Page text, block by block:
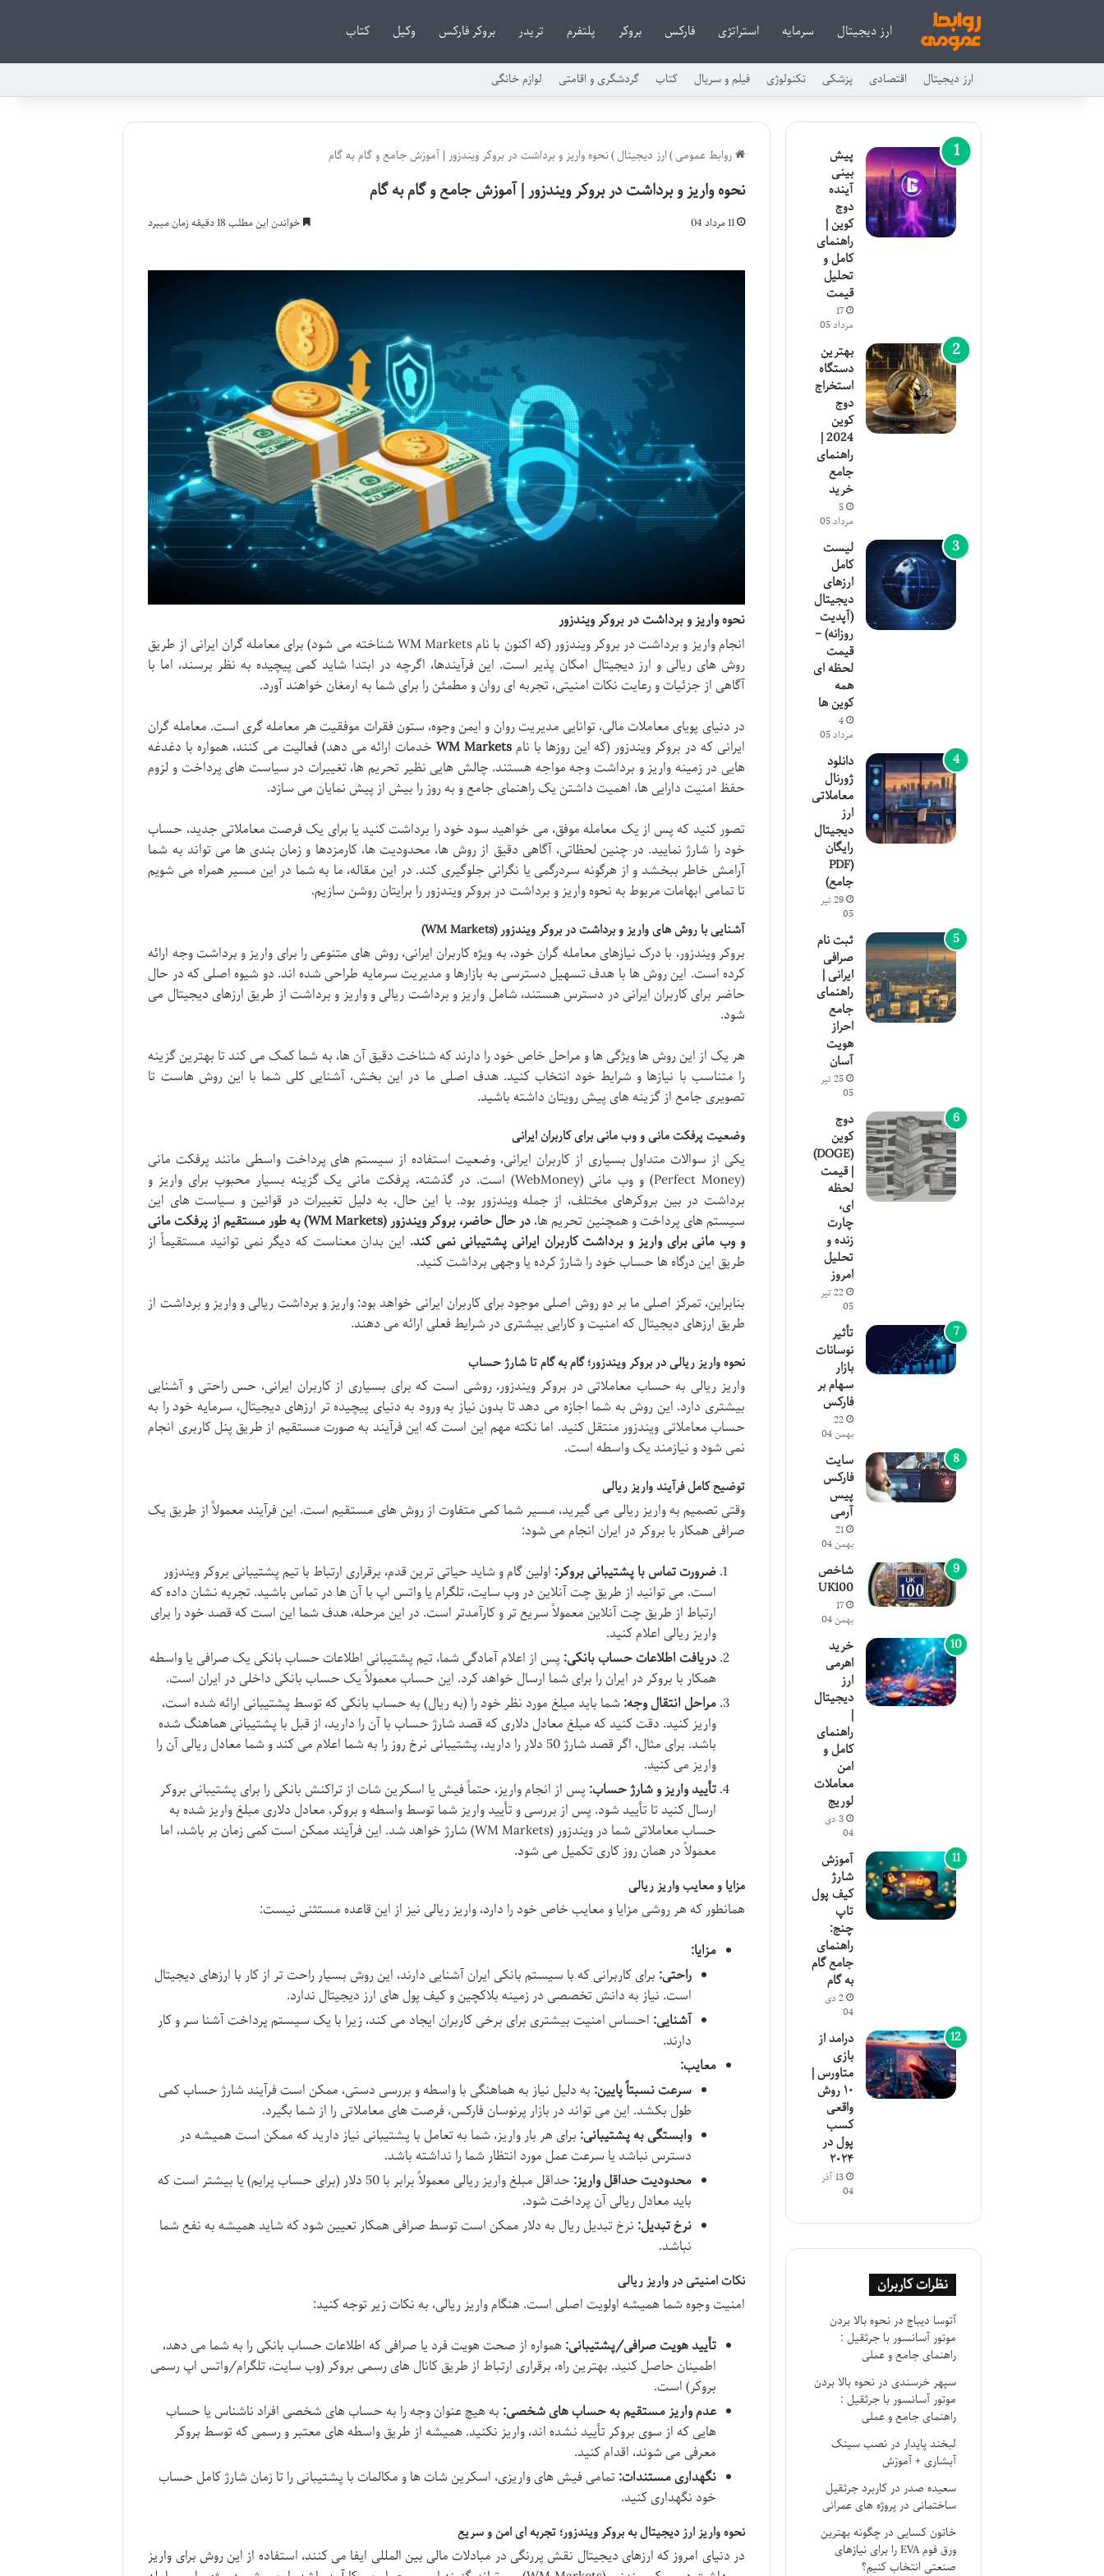
ارز دیجیتال سرمایه استراتژی فارکس بروکر پلتفرم تریدر بروکر فارکس وکیل کتاب
ارز دیجیتال اقتصادی پزشکی تکنولوژی فیلم و سریال کتاب گردشگری و اقامتی لوازم خانگی
روابط عمومی)ارز دیجیتال)نحوه واریز و برداشت در بروکر ویندزور | آموزش جامع و گام به گام
نحوه واریز و برداشت در بروکر ویندزور | آموزش جامع و گام به گام
11 مرداد 04 خواندن این مطلب 18 دقیقه زمان میبرد
نحوه واریز و برداشت در بروکر ویندزور
انجام واریز و برداشت در بروکر ویندزور (که اکنون با نام WM Markets شناخته می شود) برای معامله گران ایرانی از طریق
روش های ریالی و ارز دیجیتال امکان پذیر است. این فرآیندها، اگرچه در ابتدا شاید کمی پیچیده به نظر برسند، اما با
آگاهی از جزئیات و رعایت نکات امنیتی، تجربه ای روان و مطمئن را برای شما به ارمغان خواهند آورد.
در دنیای پویای معاملات مالی، توانایی مدیریت روان و ایمن وجوه، ستون فقرات موفقیت هر معامله گری است. معامله گران
ایرانی که در بروکر ویندزور (که این روزها با نامWM Marketsخدمات ارائه می دهد) فعالیت می کنند، همواره با دغدغه
هایی در زمینه واریز و برداشت وجه مواجه هستند. چالش هایی نظیر تحریم ها، تغییرات در سیاست های پرداخت و لزوم
حفظ امنیت دارایی ها، اهمیت داشتن یک راهنمای جامع و به روز را بیش از پیش نمایان می سازد.
تصور کنید که پس از یک معامله موفق، می خواهید سود خود را برداشت کنید یا برای یک فرصت معاملاتی جدید، حساب
خود را شارژ نمایید. در چنین لحظاتی، آگاهی دقیق از روش ها، محدودیت ها، کارمزدها و زمان بندی ها می تواند به شما
آرامش خاطر ببخشد و از هرگونه سردرگمی یا نگرانی جلوگیری کند. در این مقاله، ما به شما در این مسیر همراه می شویم
تا تمامی ابهامات مربوط به نحوه واریز و برداشت در بروکر ویندزور را برایتان روشن سازیم.
آشنایی با روش های واریز و برداشت در بروکر ویندزور (WM Markets)
بروکر ویندزور، با درک نیازهای معامله گران خود، به ویژه کاربران ایرانی، روش های متنوعی را برای واریز و برداشت وجه ارائه
کرده است. این روش ها با هدف تسهیل دسترسی به بازارها و مدیریت سرمایه طراحی شده اند. دو شیوه اصلی که در حال
حاضر برای کاربران ایرانی در دسترس هستند، شامل واریز و برداشت ریالی و واریز و برداشت از طریق ارزهای دیجیتال می
شود.
هر یک از این روش ها ویژگی ها و مراحل خاص خود را دارند که شناخت دقیق آن ها، به شما کمک می کند تا بهترین گزینه
را متناسب با نیازها و شرایط خود انتخاب کنید. هدف اصلی ما در این بخش، آشنایی کلی شما با این روش هاست تا
تصویری جامع از گزینه های پیش رویتان داشته باشید.
وضعیت پرفکت مانی و وب مانی برای کاربران ایرانی
یکی از سوالات متداول بسیاری از کاربران ایرانی، وضعیت استفاده از سیستم های پرداخت واسطی مانند پرفکت مانی
(Perfect Money) و وب مانی (WebMoney) است. در گذشته، پرفکت مانی یک گزینه بسیار محبوب برای واریز و
برداشت در بین بروکرهای مختلف، از جمله ویندزور بود. با این حال، به دلیل تغییرات در قوانین و سیاست های این
سیستم های پرداخت و همچنین تحریم ها،
در حال حاضر، بروکر ویندزور (WM Markets) به طور مستقیم از پرفکت مانی
و وب مانی برای واریز و برداشت کاربران ایرانی پشتیبانی نمی کند. این بدان معناست که دیگر نمی توانید مستقیماً از
طریق این درگاه ها حساب خود را شارژ کرده یا وجهی برداشت کنید.
بنابراین، تمرکز اصلی ما بر دو روش اصلی موجود برای کاربران ایرانی خواهد بود: واریز و برداشت ریالی و واریز و برداشت از
طریق ارزهای دیجیتال که امنیت و کارایی بیشتری در شرایط فعلی ارائه می دهند.
نحوه واریز ریالی در بروکر ویندزور؛ گام به گام تا شارژ حساب
واریز ریالی به حساب معاملاتی در بروکر ویندزور، روشی است که برای بسیاری از کاربران ایرانی، حس راحتی و آشنایی
بیشتری دارد. این روش به شما اجازه می دهد تا بدون نیاز به ورود به دنیای پیچیده تر ارزهای دیجیتال، سرمایه خود را به
حساب معاملاتی ویندزور منتقل کنید. اما نکته مهم این است که این فرآیند به صورت مستقیم از طریق پنل کاربری انجام
نمی شود و نیازمند یک واسطه است.
توضیح کامل فرآیند واریز ریالی
وقتی تصمیم به واریز ریالی می گیرید، مسیر شما کمی متفاوت از روش های مستقیم است. این فرآیند معمولاً از طریق یک
صرافی همکار با بروکر در ایران انجام می شود:
ضرورت تماس با پشتیبانی بروکر: اولین گام و شاید حیاتی ترین قدم، برقراری ارتباط با تیم پشتیبانی بروکر ویندزور
است. می توانید از طریق چت آنلاین در وب سایت، تلگرام یا واتس اپ با آن ها در تماس باشید. تجربه نشان داده که
ارتباط از طریق چت آنلاین معمولاً سریع تر و کارآمدتر است. در این مرحله، هدف شما این است که قصد خود را برای
واریز ریالی اعلام کنید.
دریافت اطلاعات حساب بانکی: پس از اعلام آمادگی شما، تیم پشتیبانی اطلاعات حساب بانکی یک صرافی یا واسطه
همکار با بروکر در ایران را برای شما ارسال خواهد کرد. این حساب معمولاً یک حساب بانکی داخلی در ایران است.
مراحل انتقال وجه: شما باید مبلغ مورد نظر خود را (به ریال) به حساب بانکی که توسط پشتیبانی ارائه شده است،
واریز کنید. دقت کنید که مبلغ معادل دلاری که قصد شارژ حساب با آن را دارید، از قبل با پشتیبانی هماهنگ شده
باشد. برای مثال، اگر قصد شارژ 50 دلار را دارید، پشتیبانی نرخ روز را به شما اعلام می کند و شما معادل ریالی آن را
واریز می کنید.
تأیید واریز و شارژ حساب: پس از انجام واریز، حتماً فیش یا اسکرین شات از تراکنش بانکی را برای پشتیبانی بروکر
ارسال کنید تا تأیید شود. پس از بررسی و تأیید واریز شما توسط واسطه و بروکر، معادل دلاری مبلغ واریز شده به
حساب معاملاتی شما در ویندزور (WM Markets) شارژ خواهد شد. این فرآیند ممکن است کمی زمان بر باشد، اما
معمولاً در همان روز کاری تکمیل می شود.
مزایا و معایب واریز ریالی
همانطور که هر روشی مزایا و معایب خاص خود را دارد، واریز ریالی نیز از این قاعده مستثنی نیست:
مزایا:
راحتی: برای کاربرانی که با سیستم بانکی ایران آشنایی دارند، این روش بسیار راحت تر از کار با ارزهای دیجیتال
است. نیاز به دانش تخصصی در زمینه بلاکچین و کیف پول های ارز دیجیتال ندارد.
آشنایی: احساس امنیت بیشتری برای برخی کاربران ایجاد می کند، زیرا با یک سیستم پرداخت آشنا سر و کار
دارند.
معایب:
سرعت نسبتاً پایین: به دلیل نیاز به هماهنگی با واسطه و بررسی دستی، ممکن است فرآیند شارژ حساب کمی
طول بکشد. این می تواند در بازار پرنوسان فارکس، فرصت های معاملاتی را از شما بگیرد.
وابستگی به پشتیبانی: برای هر بار واریز، شما به تعامل با پشتیبانی نیاز دارید که ممکن است همیشه در
دسترس نباشد یا سرعت عمل مورد انتظار شما را نداشته باشد.
محدودیت حداقل واریز:
حداقل مبلغ واریز ریالی معمولاً برابر با 50 دلار (برای حساب پرایم) یا بیشتر است که
باید معادل ریالی آن پرداخت شود.
نرخ تبدیل: نرخ تبدیل ریال به دلار ممکن است توسط صرافی همکار تعیین شود که شاید همیشه به نفع شما
نباشد.
نکات امنیتی در واریز ریالی
امنیت وجوه شما همیشه اولویت اصلی است. هنگام واریز ریالی، به نکات زیر توجه کنید:
تأیید هویت صرافی/پشتیبانی: همواره از صحت هویت فرد یا صرافی که اطلاعات حساب بانکی را به شما می دهد،
اطمینان حاصل کنید. بهترین راه، برقراری ارتباط از طریق کانال های رسمی بروکر (وب سایت، تلگرام/واتس اپ رسمی
بروکر) است.
عدم واریز مستقیم به حساب های شخصی: به هیچ عنوان وجه را به حساب های شخصی افراد ناشناس یا حساب
هایی که از سوی بروکر تأیید نشده اند، واریز نکنید. همیشه از طریق واسطه های معتبر و رسمی که توسط بروکر
معرفی می شوند، اقدام کنید.
نگهداری مستندات:تمامی فیش های واریزی، اسکرین شات ها و مکالمات با پشتیبانی را تا زمان شارژ کامل حساب
خود نگهداری کنید.
نحوه واریز ارز دیجیتال به بروکر ویندزور؛ تجربه ای امن و سریع
در دنیای امروز که ارزهای دیجیتال نقش پررنگی در مبادلات مالی بین المللی ایفا می کنند، استفاده از این روش برای واریز
پیش
بینی
آینده
دوج
کوین |
راهنمای
کامل و
تحلیل
قیمت
17
مرداد 05
بهترین
دستگاه
استخراج
دوج
کوین
2024 |
راهنمای
جامع
خرید
5
مرداد 05
لیست
کامل
ارزهای
دیجیتال
(آپدیت
روزانه) –
قیمت
لحظه ای
همه
کوین ها
4
مرداد 05
دانلود
ژورنال
معاملاتی
ارز
دیجیتال
رایگان
(PDF
جامع)
29 تیر
05
ثبت نام
صرافی
ایرانی |
راهنمای
جامع
احراز
هویت
آسان
25 تیر
05
دوج
کوین
(DOGE)
| قیمت
لحظه
ای،
چارت
زنده و
تحلیل
امروز
22 تیر
05
تأثیر
نوسانات
بازار
سهام بر
فارکس
22
بهمن 04
سایت
فارکس
پیس
آرمی
21
بهمن 04
شاخص
UK100
17
بهمن 04
خرید
اهرمی
ارز
دیجیتال
|
راهنمای
کامل و
امن
معاملات
لوریج
3 دی
04
آموزش
شارژ
کیف پول
تاپ
چنج:
راهنمای
جامع گام
به گام
2 دی
04
درامد از
بازی
متاورس |
۱۰ روش
واقعی
کسب
پول در
۲۰۲۴
13 آذر
04
نظرات کاربران
آتوسا دیباج درنحوه بالا بردن
موتور آسانسور با جرثقیل :
راهنمای جامع و عملی
سپهر خرسندی درنحوه بالا بردن
موتور آسانسور با جرثقیل :
راهنمای جامع و عملی
لبخند پایدار درنصب سینک
آبشاری + آموزش
سعیده صدر درکاربرد جرثقیل
ساختمانی در پروژه های عمرانی
خاتون کسایی درچگونه بهترین
ورق فوم EVA را برای نیازهای
صنعتی انتخاب کنیم؟